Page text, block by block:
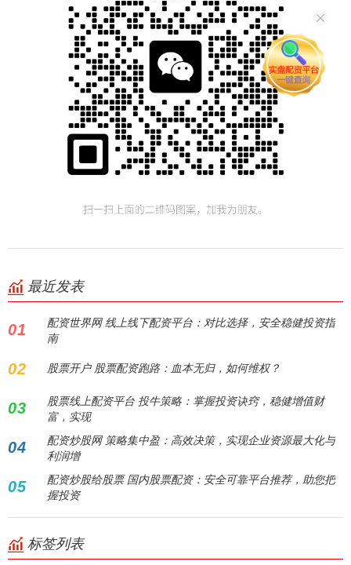
最近发表
01
配资世界网 线上线下配资平台：对比选择，安全稳健投资指
南
02 股票开户 股票配资跑路：血本无归，如何维权？
03
股票线上配资平台 投牛策略：掌握投资诀窍，稳健增值财
富，实现
04
配资炒股网 策略集中盈：高效决策，实现企业资源最大化与
利润增
05
配资炒股给股票 国内股票配资：安全可靠平台推荐，助您把
握投资
标签列表